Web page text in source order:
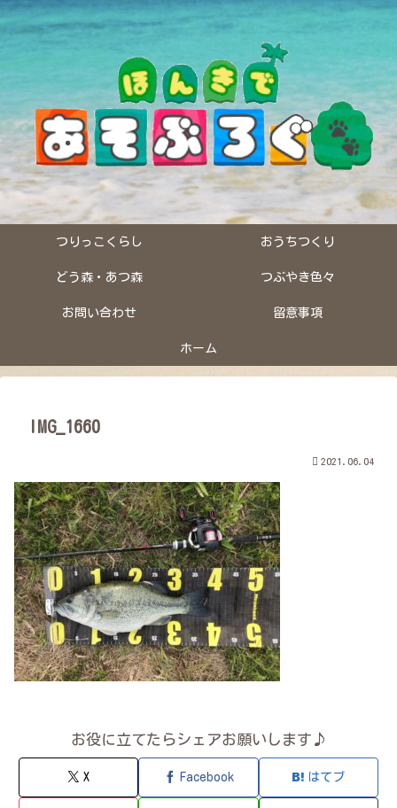
つりっこくらし おうちつくり
どう森・あつ森 つぶやき色々
お問い合わせ 留意事項
ホーム
IMG_1660
2021.06.04
お役に立てたらシェアお願いします♪
X Facebook はてブ